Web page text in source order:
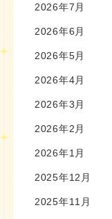
2026年7月
2026年6月
2026年5月
2026年4月
2026年3月
2026年2月
2026年1月
2025年12月
2025年11月